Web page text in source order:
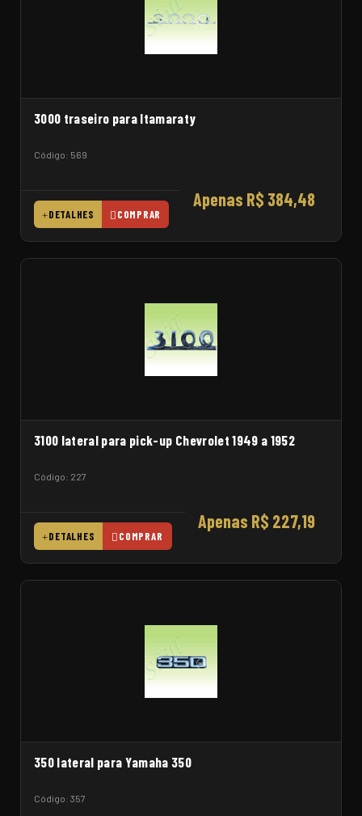
3000 traseiro para Itamaraty
Código: 569
Apenas R$ 384,48
DETALHES COMPRAR
3100 lateral para pick-up Chevrolet 1949 a 1952
Código: 227
Apenas R$ 227,19
DETALHES COMPRAR
350 lateral para Yamaha 350
Código: 357